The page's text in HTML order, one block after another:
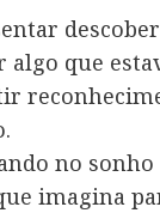
que
no
imagina